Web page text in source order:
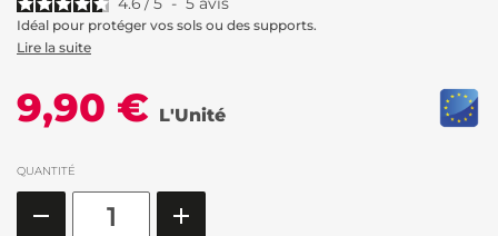
Idéal pour protéger vos sols ou des supports.
Lire la suite
9,90 € L'Unité
QUANTITÉ